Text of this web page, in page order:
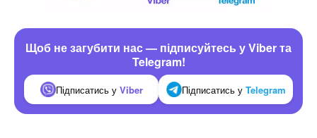
Щоб не загубити нас — підписуйтесь у Viber та
Telegram!
Підписатись у Viber Підписатись у Telegram